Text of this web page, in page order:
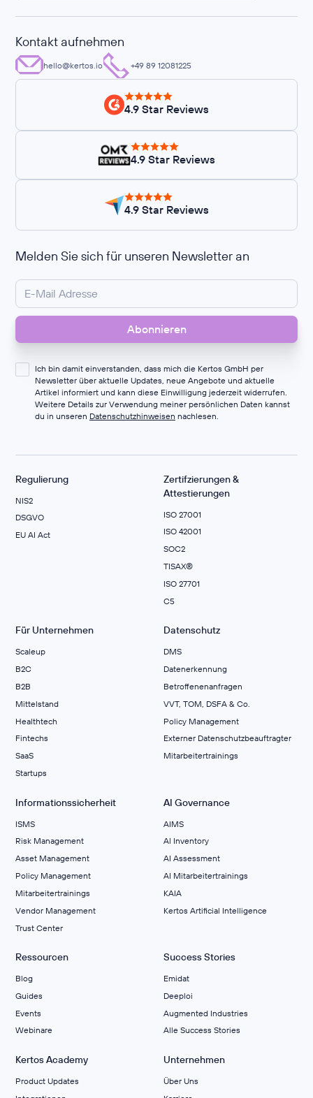
Kontakt aufnehmen
hello@kertos.io +49 89 12081225
4.9 Star Reviews
4.9 Star Reviews
4.9 Star Reviews
Melden Sie sich für unseren Newsletter an
Ich bin damit einverstanden, dass mich die Kertos GmbH per
Newsletter über aktuelle Updates, neue Angebote und aktuelle
Artikel informiert und kann diese Einwilligung jederzeit widerrufen.
Weitere Details zur Verwendung meiner persönlichen Daten kannst
du in unseren Datenschutzhinweisen nachlesen.
Regulierung
NIS2
DSGVO
EU AI Act
Zertifzierungen &
Attestierungen
ISO 27001
ISO 42001
SOC2
TISAX®
ISO 27701
C5
Für Unternehmen
Scaleup
B2C
B2B
Mittelstand
Healthtech
Fintechs
SaaS
Startups
Datenschutz
DMS
Datenerkennung
Betroffenenanfragen
VVT, TOM, DSFA & Co.
Policy Management
Externer Datenschutzbeauftragter
Mitarbeitertrainings
Informationssicherheit
ISMS
Risk Management
Asset Management
Policy Management
Mitarbeitertrainings
Vendor Management
Trust Center
AI Governance
AIMS
Al Inventory
AI Assessment
AI Mitarbeitertrainings
KAIA
Kertos Artificial Intelligence
Ressourcen
Blog
Guides
Events
Webinare
Success Stories
Emidat
Deeploi
Augmented Industries
Alle Success Stories
Kertos Academy
Product Updates
Unternehmen
Über Uns